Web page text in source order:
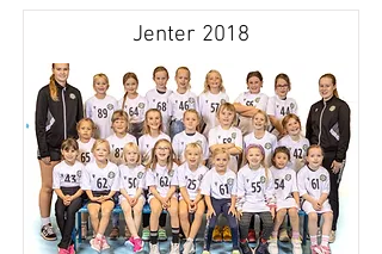
Jenter 2018